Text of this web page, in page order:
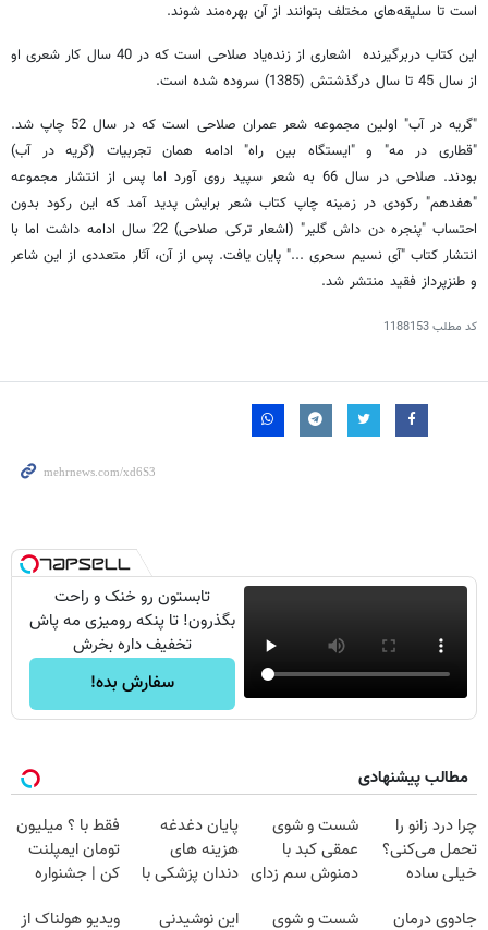
است تا سلیقه‌های مختلف بتوانند از آن بهره‌مند شوند.
این کتاب دربرگیرنده اشعاری از زنده‌یاد صلاحی است که در 40 سال کار شعری او
از سال 45 تا سال درگذشتش (1385) سروده شده است.
"گریه در آب" اولین مجموعه شعر عمران صلاحی است که در سال 52 چاپ شد.
"قطاری در مه" و "ایستگاه بین راه" ادامه همان تجربیات (گریه در آب)
بودند. صلاحی در سال 66 به شعر سپید روی آورد اما پس از انتشار مجموعه
"هفدهم" رکودی در زمینه چاپ کتاب شعر برایش پدید آمد که این رکود بدون
احتساب "پنجره دن داش گلیر" (اشعار ترکی صلاحی) 22 سال ادامه داشت اما با
انتشار کتاب "آی نسیم سحری ..." پایان یافت. پس از آن، آثار متعددی از این شاعر
و طنزپرداز فقید منتشر شد.
کد مطلب1188153
تابستون رو خنک و راحت
بگذرون! تا پنکه رومیزی مه پاش
تخفیف داره بخرش
سفارش بده!
مطالب پیشنهادی
چرا درد زانو را
تحمل می‌کنی؟
خیلی ساده
کن
شست و شوی
عمقی کبد با
دمنوش سم زدای
پایان دغدغه
هزینه های
دندان پزشکی با
خانگی
فقط با ؟ میلیون
تومان ایمپلنت
کن | جشنواره
جادوی درمان
شست و شوی این نوشیدنی ویدیو هولناک از